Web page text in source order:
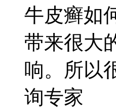
牛皮癣如
带来很大
响。所以
询专家